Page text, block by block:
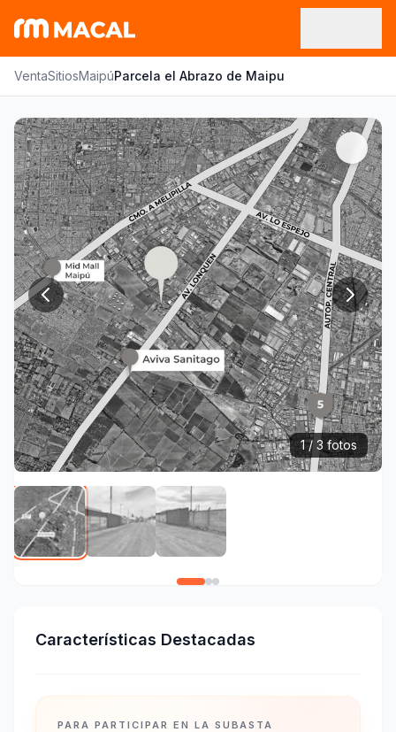
VentaSitiosMaipúParcela el Abrazo de Maipu
1 / 3 fotos
Características Destacadas
PARA PARTICIPAR EN LA SUBASTA